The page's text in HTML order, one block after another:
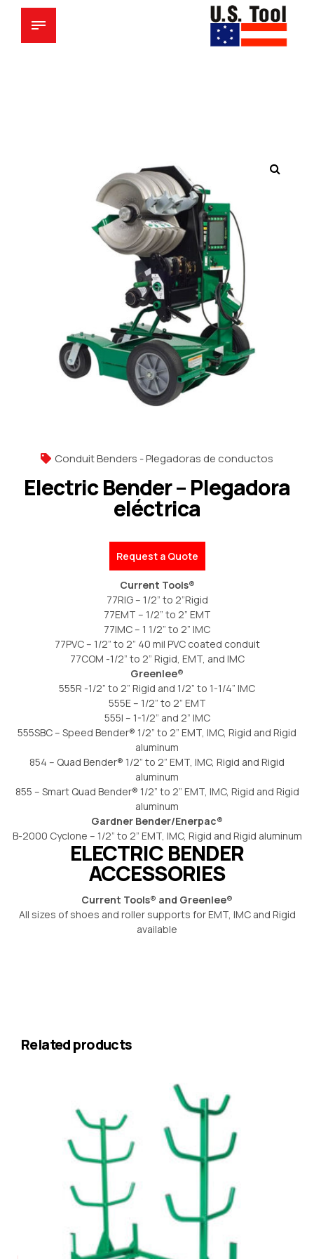
Conduit Benders - Plegadoras de conductos
Electric Bender – Plegadora
eléctrica
Request a Quote
Current Tools®
77RIG – 1/2” to 2”Rigid
77EMT – 1/2” to 2” EMT
77IMC – 1 1/2” to 2” IMC
77PVC – 1/2” to 2” 40 mil PVC coated conduit
77COM -1/2” to 2” Rigid, EMT, and IMC
Greenlee®
555R -1/2” to 2” Rigid and 1/2” to 1-1/4” IMC
555E – 1/2” to 2” EMT
555I – 1-1/2” and 2” IMC
555SBC – Speed Bender® 1/2” to 2” EMT, IMC, Rigid and Rigid
aluminum
854 – Quad Bender® 1/2” to 2” EMT, IMC, Rigid and Rigid
aluminum
855 – Smart Quad Bender® 1/2” to 2” EMT, IMC, Rigid and Rigid
aluminum
Gardner Bender/Enerpac®
B-2000 Cyclone – 1/2” to 2” EMT, IMC, Rigid and Rigid aluminum
ELECTRIC BENDER
ACCESSORIES
Current Tools® and Greenlee®
All sizes of shoes and roller supports for EMT, IMC and Rigid
available
Related products